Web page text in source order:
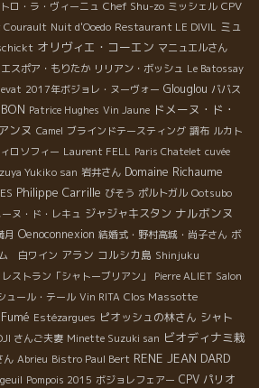
ロ・ラ・ヴィーニュ Chef Shu-zo ミッシェル CPV
Courault Nuit d'Ooedo Restaurant LE DIVIL ミュ
オリヴィエ・コーエン マニュエルさん
エスポア・もりたか リリアン・ボッシュ Le Batossay
2017年ボジョレ・ヌーヴォー Glouglou ババス
Patrice Hughes Vin Jaune ドメーヌ・ド・
ンヌ Camel ブラインドテースティング 調布 ルカト
ロソフィー Laurent FELL Paris Chatelet cuvée
Yukiko san 岩井さん Domaine Richaume
Philippe Carrille びそう ポルトガル Ootsubo
ーヌ・ド・レキュ ジャジャキスタン ナルボンヌ
月 Oenoconnexion 結婚式・野村高城・尚子さん ボ
白ワイン アラン コルシカ島 Shinjuku
レストラン「シャトーブリアン」 Pierre ALIET Salon
ュール・テール Vin RITA Clos Massotte
Estézargues ピオッシュの林さん シャト
さんご夫妻 Minette Suzuki san ビオディナミ栽
ん Abrieu Bistro Paul Bert RENE JEAN DARD
Pompois 2015 ボジョレフェアー CPV パリオ